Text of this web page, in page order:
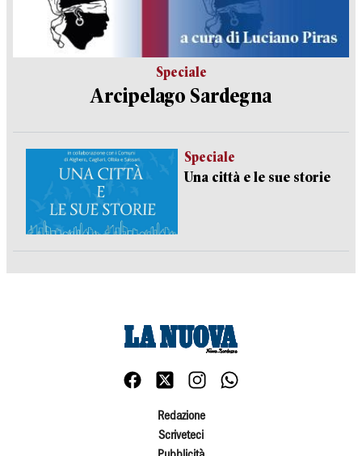
Speciale
Arcipelago Sardegna
Speciale
Una città e le sue storie
Redazione
Scriveteci